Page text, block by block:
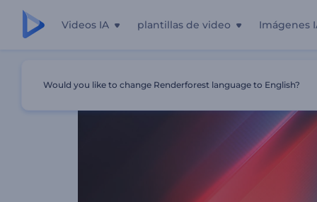
Videos IA plantillas de video Imágenes
Would you like to change Renderforest language to English?